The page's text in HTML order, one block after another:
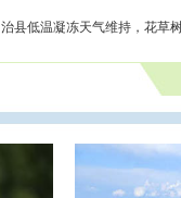
县低温凝冻天气维持，花草